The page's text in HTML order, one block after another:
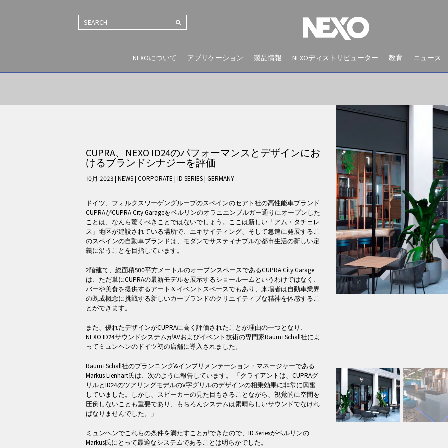
SEARCH
NEXOについて アプリケーション 製品情報 NEXOディストリビューター 教育 ニュース
NEWS AND EVENTS
CUPRA、NEXO ID24のパフォーマンスとデザインにお
けるブランドシナジーを評価
10月 2023 | NEWS| CORPORATE | ID SERIES| GERMANY
ドイツ、フォルクスワーゲングループのスペインのセアト社の高性能車ブランド
CUPRAがCUPRA City Garageをベルリンのオラニエンブルガー通りにオープンした
ことは、なんら驚くべきことではないでしょう。ここは新しい「アム・タチェレ
ス」地区が建設されている場所で、エキサイティング、そして急速に発展するこ
のスペインの自動車ブランドは、モダンでサスティナブルな都市生活の新しい定
義に沿うことを目指しています。
2階建て、総面積500平方メートルのオープンスペースであるCUPRA City Garage
は、ただ単にCUPRAの最新モデルを展示するショールームというわけではなく、
バーや美食を提供するアート＆イベントスペースでもあり、来場者は自動車業界
の既成概念に挑戦する新しいカーブランドのクリエイティブな精神を体感するこ
とができます。
また、優れたデザインがCUPRAに高く評価されたことが理由の一つとなり、
NEXO ID24サウンドシステムがAVおよびイベント技術の専門家Raum+Schall社によ
ってミュンヘンのドイツ初の店舗に導入されました。
Raum+Schall社のプランニング&インプリメンテーション・マネージャーである
Markus Lienhart氏は、次のように報告しています。 「クライアントは、CUPRAグ
リルとID24のツアリングモデルのV字グリルのデザインの相乗効果に非常に興奮
していました。しかし、スピーカーの見た目もさることながら、視覚的に空間を
圧倒しないことも重要であり、もちろんシステムは素晴らしいサウンドでなけれ
ばなりませんでした。」
ミュンヘンでこれらの条件を満たすことができたので、ID Seriesがベルリンの
Markus氏にとって最適なシステムであることは明らかでした。